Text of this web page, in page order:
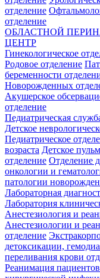
отделение
отделение
ОБЛАСТНОЙ
ЦЕНТР
Гинекологическое
Родовое отделение
беременности
Новорожденных
Акушерское
отделение
Педиатрическая
Детское
Педиатрическое
возраста Детское
отделение Отделение
онкологии и
патологии
Лабораторная
Лаборатория
Анестезиология и
Анестезиологии и
отделение
детоксикации,
переливания крови
Реанимация